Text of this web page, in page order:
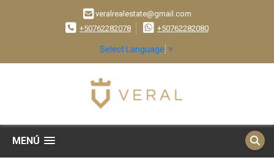
veralrealestate@gmail.com
+50762282078
+50762282080
Select Language ▼
MENÚ